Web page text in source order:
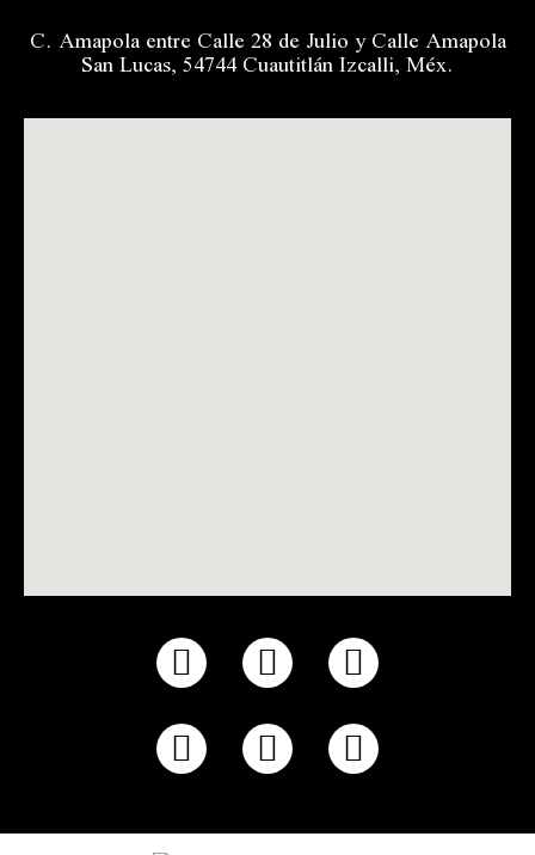
C. Amapola entre Calle 28 de Julio y Calle Amapola
San Lucas, 54744 Cuautitlán Izcalli, Méx.